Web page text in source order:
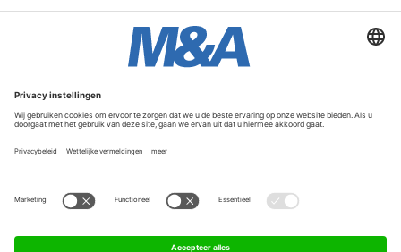
Service & Contact
Contact
FAQ
Werken bij ons